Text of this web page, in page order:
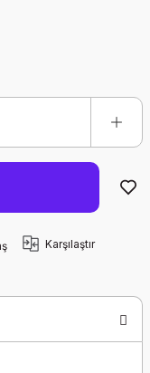
Karşılaştır